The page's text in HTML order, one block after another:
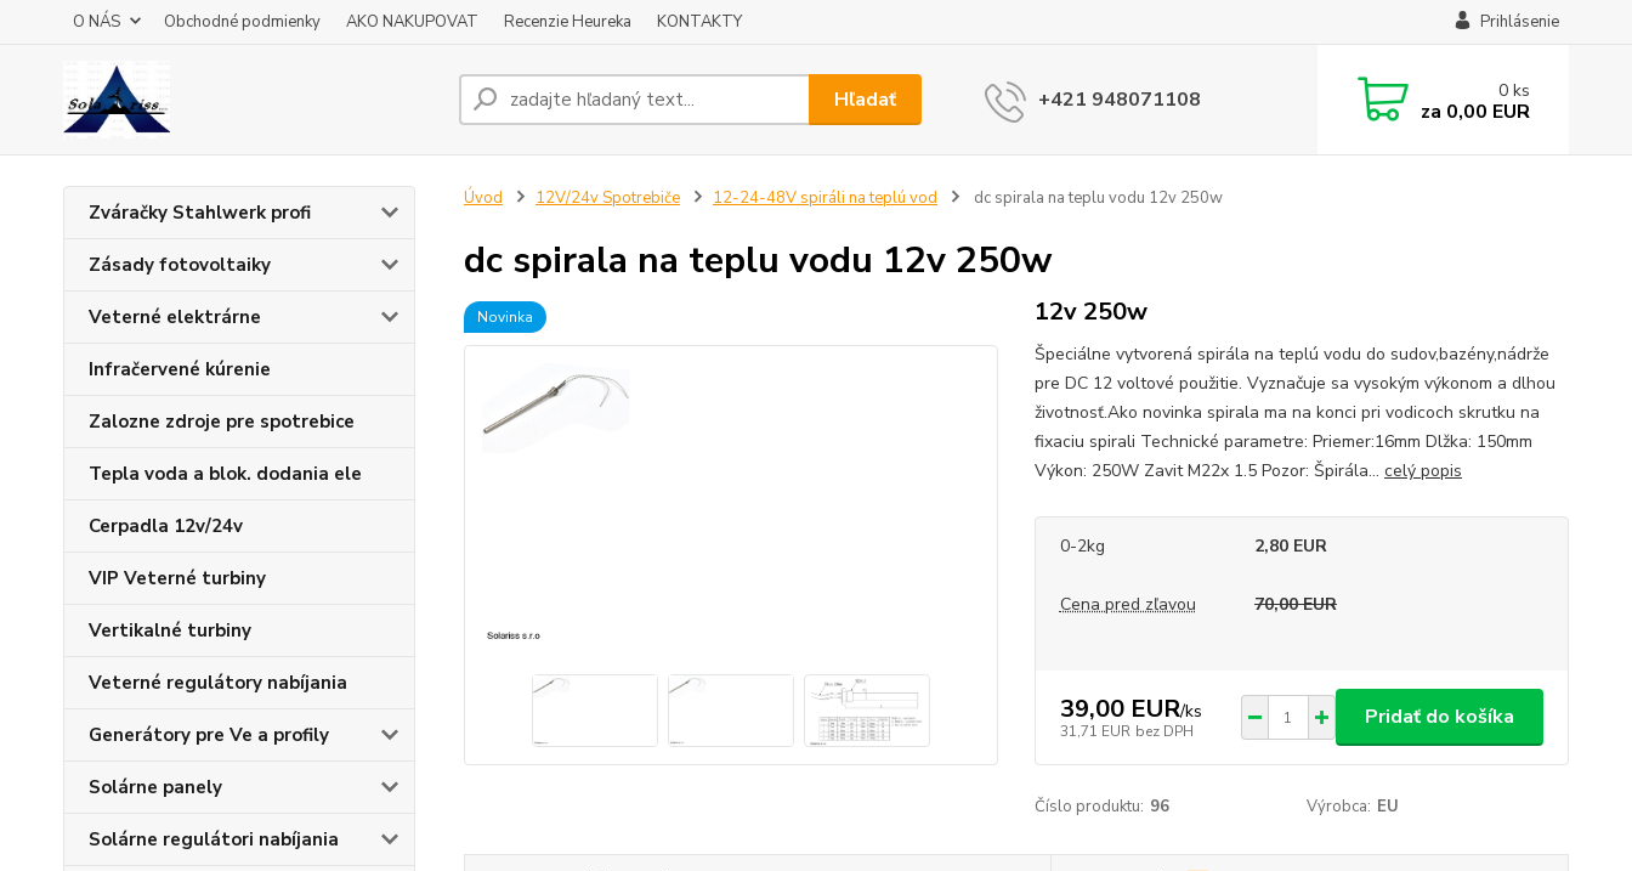
O NÁS Obchodné podmienky AKO NAKUPOVAT Recenzie Heureka KONTAKTY Prihlásenie
Hľadať +421 948071108 0 ks
za 0,00 EUR
Zváračky Stahlwerk profi
Zásady fotovoltaiky
Veterné elektrárne
Infračervené kúrenie
Zalozne zdroje pre spotrebice
Tepla voda a blok. dodania ele
Cerpadla 12v/24v
VIP Veterné turbiny
Vertikalné turbiny
Veterné regulátory nabíjania
Generátory pre Ve a profily
Solárne panely
Solárne regulátori nabíjania
Úvod 12V/24v Spotrebiče 12-24-48V spiráli na teplú vod dc spirala na teplu vodu 12v 250w
dc spirala na teplu vodu 12v 250w
Novinka 12v 250w
Špeciálne vytvorená spirála na teplú vodu do sudov,bazény,nádrže
pre DC 12 voltové použitie. Vyznačuje sa vysokým výkonom a dlhou
životnosť.Ako novinka spirala ma na konci pri vodicoch skrutku na
fixaciu spirali Technické parametre: Priemer:16mm Dlžka: 150mm
Výkon: 250W Zavit M22x 1.5 Pozor: Špirála... celý popis
0-2kg 2,80 EUR
Cena pred zľavou 70,00 EUR
39,00 EUR/ks
31,71 EUR bez DPH
Pridať do košíka
Číslo produktu: 96 Výrobca: EU